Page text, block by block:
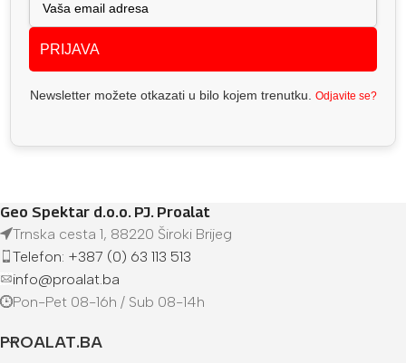
PRIJAVA
Newsletter možete otkazati u bilo kojem trenutku. Odjavite se?
Geo Spektar d.o.o. PJ. Proalat
Trnska cesta 1, 88220 Široki Brijeg
Telefon: +387 (0) 63 113 513
info@proalat.ba
Pon-Pet 08-16h / Sub 08-14h
PROALAT.BA